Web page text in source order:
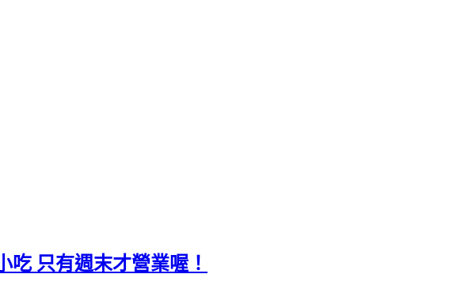
吃 只有週末才營業喔！